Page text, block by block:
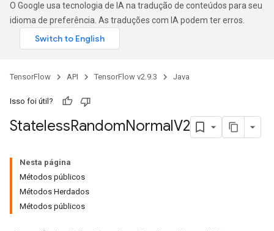
O Google usa tecnologia de IA na tradução de conteúdos para seu
idioma de preferência. As traduções com IA podem ter erros.
TensorFlow API TensorFlow v2.9.3 Java
Isso foi útil?
StatelessRandomNormalV2
Nesta página
Métodos públicos
Métodos Herdados
Métodos públicos